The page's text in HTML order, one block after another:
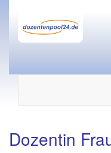
Dozentin